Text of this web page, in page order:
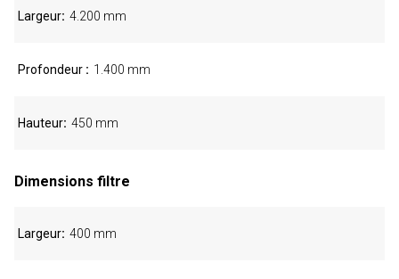
Largeur 4.200 mm
Profondeur 1.400 mm
Hauteur 450 mm
Dimensions filtre
Largeur 400 mm